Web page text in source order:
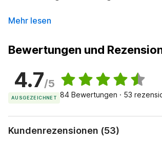
Mehr lesen
Bewertungen und
4.7/5
AUSGEZEICHNET 84 Bewertungen · 53
Kundenrezensionen (53)